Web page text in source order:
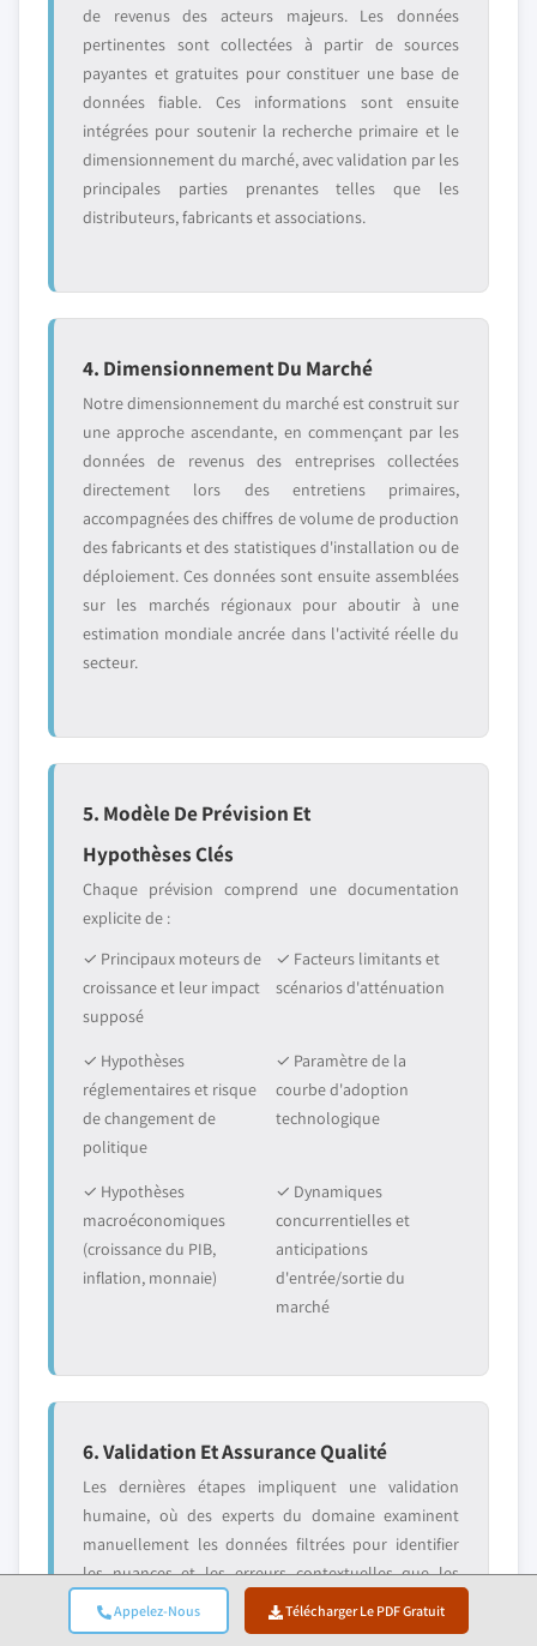
Appelez-Nous Télécharger Le PDF Gratuit
de revenus des acteurs majeurs. Les données
pertinentes sont collectées à partir de sources
payantes et gratuites pour constituer une base de
données fiable. Ces informations sont ensuite
intégrées pour soutenir la recherche primaire et le
dimensionnement du marché, avec validation par les
principales parties prenantes telles que les
distributeurs, fabricants et associations.
4. Dimensionnement Du Marché
Notre dimensionnement du marché est construit sur
une approche ascendante, en commençant par les
données de revenus des entreprises collectées
directement lors des entretiens primaires,
accompagnées des chiffres de volume de production
des fabricants et des statistiques d'installation ou de
déploiement. Ces données sont ensuite assemblées
sur les marchés régionaux pour aboutir à une
estimation mondiale ancrée dans l'activité réelle du
secteur.
5. Modèle De Prévision Et
Hypothèses Clés
Chaque prévision comprend une documentation
explicite de :
✓ Principaux moteurs de
croissance et leur impact
supposé
✓ Facteurs limitants et
scénarios d'atténuation
✓ Hypothèses
réglementaires et risque
de changement de
politique
✓ Paramètre de la
courbe d'adoption
technologique
✓ Hypothèses
macroéconomiques
(croissance du PIB,
inflation, monnaie)
✓ Dynamiques
concurrentielles et
anticipations
d'entrée/sortie du
marché
6. Validation Et Assurance Qualité
Les dernières étapes impliquent une validation
humaine, où des experts du domaine examinent
manuellement les données filtrées pour identifier
les nuances et les erreurs contextuelles que les
systèmes automatisés pourraient manquer. Cette
revue par des experts ajoute une couche critique